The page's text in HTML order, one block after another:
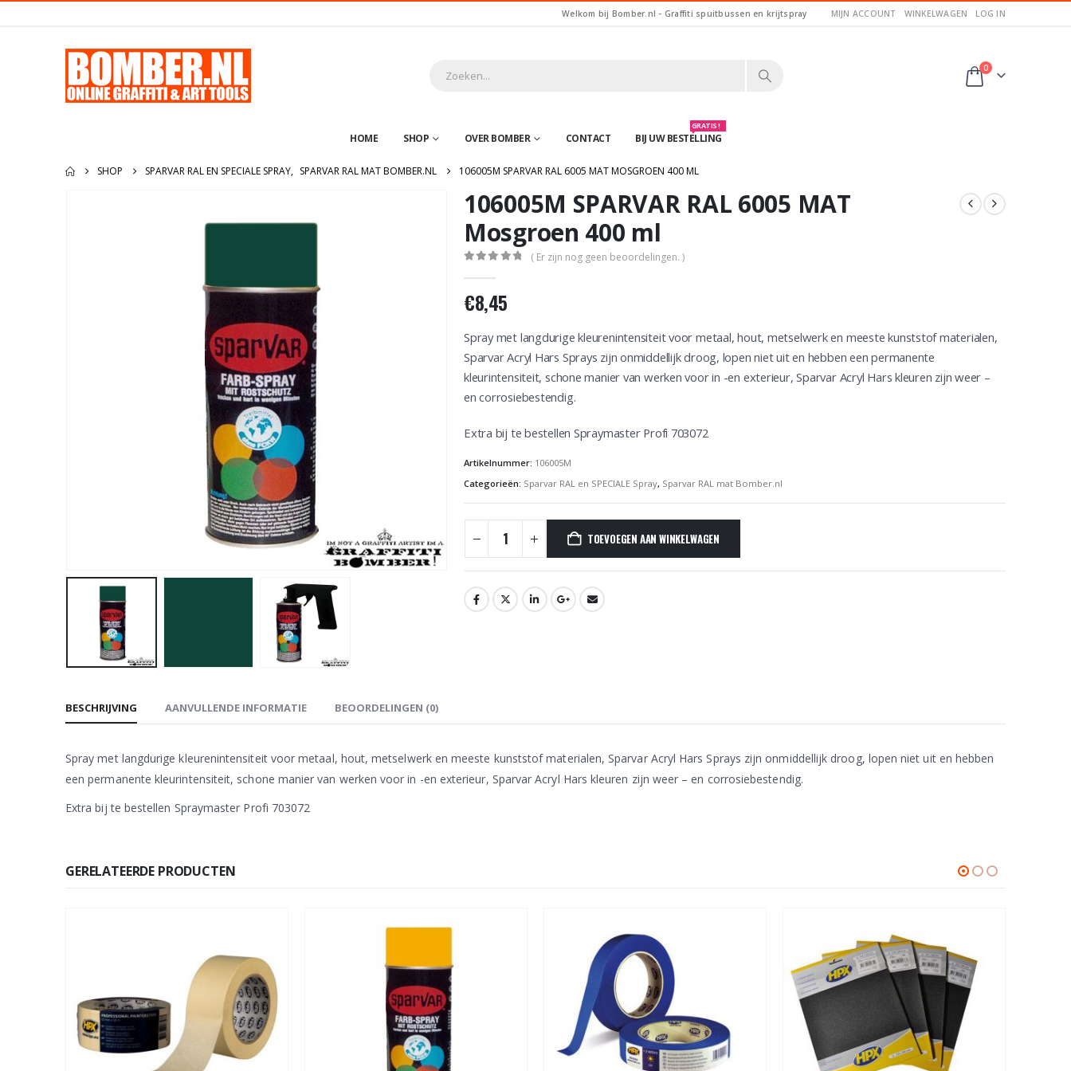
Welkom bij Bomber.nl - Graffiti spuitbussen en krijtspray MIJN ACCOUNT WINKELWAGEN LOG IN
0
HOME SHOP OVER BOMBER CONTACT BIJ UW BESTELLING
GRATIS !
SHOP SPARVAR RAL EN SPECIALE SPRAY, SPARVAR RAL MAT BOMBER.NL 106005M SPARVAR RAL 6005 MAT MOSGROEN 400 ML
106005M SPARVAR RAL 6005 MAT
Mosgroen 400 ml
( Er zijn nog geen beoordelingen. )
€8,45
Spray met langdurige kleurenintensiteit voor metaal, hout, metselwerk en meeste kunststof materialen,
Sparvar Acryl Hars Sprays zijn onmiddellijk droog, lopen niet uit en hebben een permanente
kleurintensiteit, schone manier van werken voor in -en exterieur, Sparvar Acryl Hars kleuren zijn weer –
en corrosiebestendig.
Extra bij te bestellen Spraymaster Profi 703072
Artikelnummer: 106005M
Categorieën: Sparvar RAL en SPECIALE Spray, Sparvar RAL mat Bomber.nl
TOEVOEGEN AAN WINKELWAGEN
BESCHRIJVING AANVULLENDE INFORMATIE BEOORDELINGEN (0)
Spray met langdurige kleurenintensiteit voor metaal, hout, metselwerk en meeste kunststof materialen, Sparvar Acryl Hars Sprays zijn onmiddellijk droog, lopen niet uit en hebben
een permanente kleurintensiteit, schone manier van werken voor in -en exterieur, Sparvar Acryl Hars kleuren zijn weer – en corrosiebestendig.
Extra bij te bestellen Spraymaster Profi 703072
GERELATEERDE PRODUCTEN